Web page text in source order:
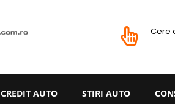
 Cere
CREDIT AUTO STIRI AUTO